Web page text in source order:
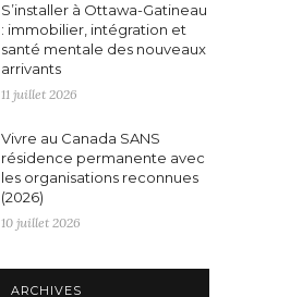
S’installer à Ottawa-Gatineau
: immobilier, intégration et
santé mentale des nouveaux
arrivants
11 juillet 2026
Vivre au Canada SANS
résidence permanente avec
les organisations reconnues
(2026)
10 juillet 2026
ARCHIVES